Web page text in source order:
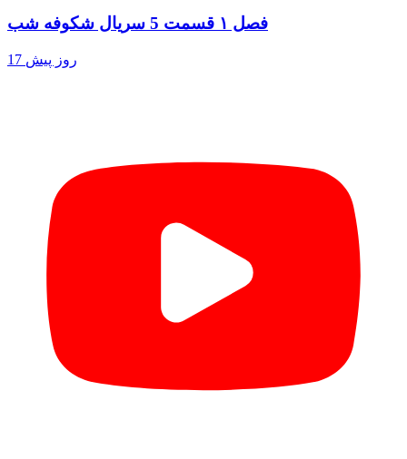
فصل ۱ قسمت 5 سریال شکوفه شب
17 روز پیش